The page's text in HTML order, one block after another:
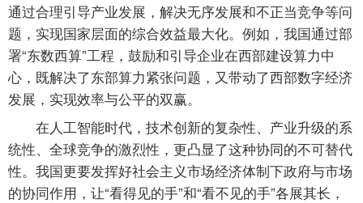
通过合理引导产业发展，解决无序发展和不正当竞争等问
题，实现国家层面的综合效益最大化。例如，我国通过部
署“东数西算”工程，鼓励和引导企业在西部建设算力中
心，既解决了东部算力紧张问题，又带动了西部数字经济
发展，实现效率与公平的双赢。
在人工智能时代，技术创新的复杂性、产业升级的系
统性、全球竞争的激烈性，更凸显了这种协同的不可替代
性。我国更要发挥好社会主义市场经济体制下政府与市场
的协同作用，让“看得见的手”和“看不见的手”各展其长，